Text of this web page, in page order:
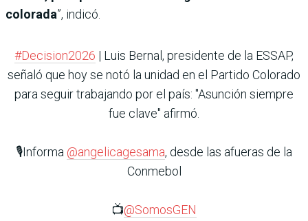
colorada”, indicó.
#Decision2026 | Luis Bernal, presidente de la ESSAP,
señaló que hoy se notó la unidad en el Partido Colorado
para seguir trabajando por el país: "Asunción siempre
fue clave" afirmó.
🎙️Informa @angelicagesama, desde las afueras de la
Conmebol
📺@SomosGEN